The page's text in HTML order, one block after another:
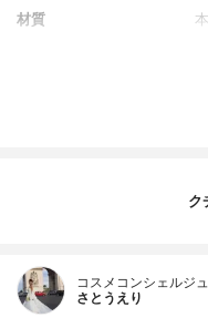
材質
ク
コスメコンシェルジ
さとうえり